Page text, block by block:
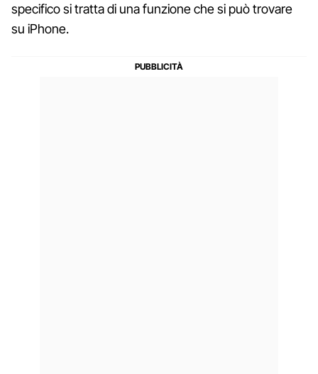
specifico si tratta di una funzione che si può trovare
su iPhone.